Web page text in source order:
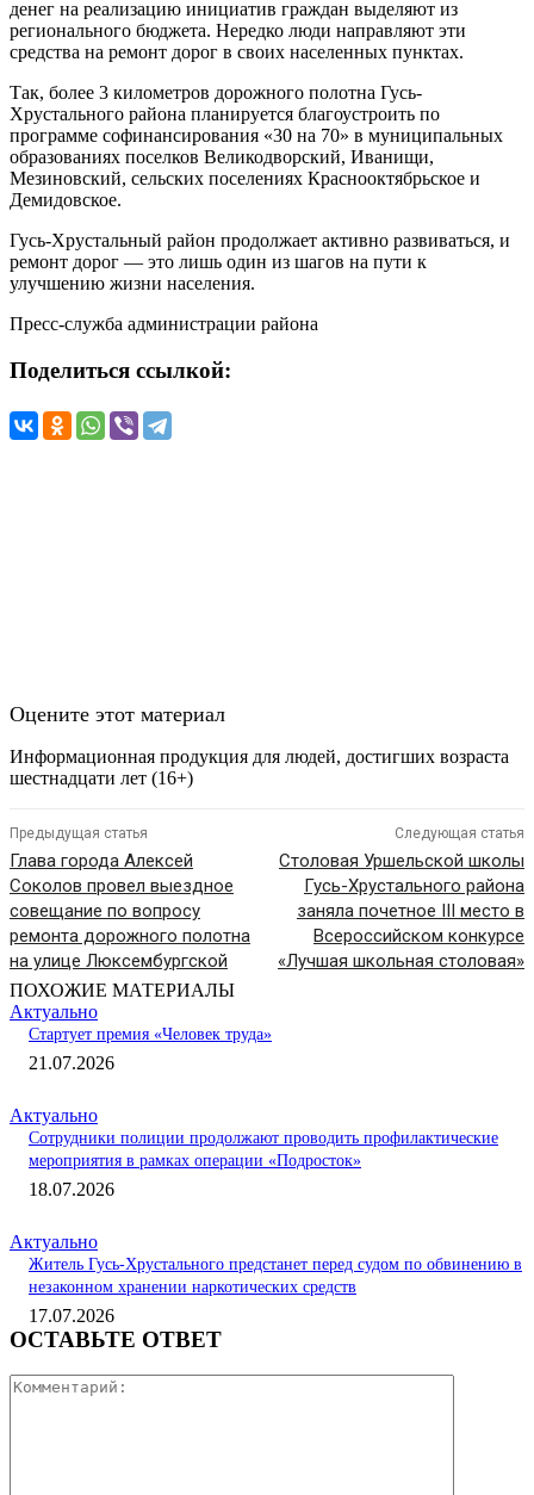
денег на реализацию инициатив граждан выделяют из
регионального бюджета. Нередко люди направляют эти
средства на ремонт дорог в своих населенных пунктах.
Так, более 3 километров дорожного полотна Гусь-
Хрустального района планируется благоустроить по
программе софинансирования «30 на 70» в муниципальных
образованиях поселков Великодворский, Иванищи,
Мезиновский, сельских поселениях Краснооктябрьское и
Демидовское.
Гусь-Хрустальный район продолжает активно развиваться, и
ремонт дорог — это лишь один из шагов на пути к
улучшению жизни населения.
Пресс-служба администрации района
Поделиться ссылкой:
Оцените этот материал
Информационная продукция для людей, достигших возраста
шестнадцати лет (16+)
Предыдущая статья
Глава города Алексей
Соколов провел выездное
совещание по вопросу
ремонта дорожного полотна
на улице Люксембургской
Следующая статья
Столовая Уршельской школы
Гусь-Хрустального района
заняла почетное III место в
Всероссийском конкурсе
«Лучшая школьная столовая»
ПОХОЖИЕ МАТЕРИАЛЫ
Актуально
Стартует премия «Человек труда»
21.07.2026
Актуально
Сотрудники полиции продолжают проводить профилактические
мероприятия в рамках операции «Подросток»
18.07.2026
Актуально
Житель Гусь-Хрустального предстанет перед судом по обвинению в
незаконном хранении наркотических средств
17.07.2026
ОСТАВЬТЕ ОТВЕТ